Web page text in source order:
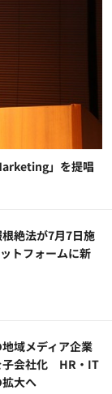
」を提唱
絶法が7月7日施
トフォームに新
域メディア企業
子会社化 HR・IT
大へ